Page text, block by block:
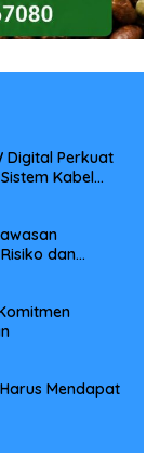
Digital Perkuat
Kabel
dan
Mendapat